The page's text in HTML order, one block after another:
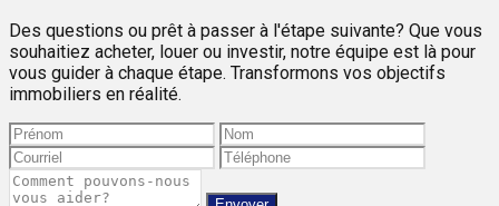
Des questions ou prêt à passer à l'étape suivante? Que vous
souhaitiez acheter, louer ou investir, notre équipe est là pour
vous guider à chaque étape. Transformons vos objectifs
immobiliers en réalité.